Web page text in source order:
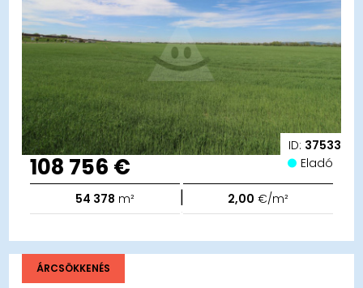
ID: 37533
108 756 € Eladó
54 378 m² | 2,00 €/m²
ÁRCSÖKKENÉS